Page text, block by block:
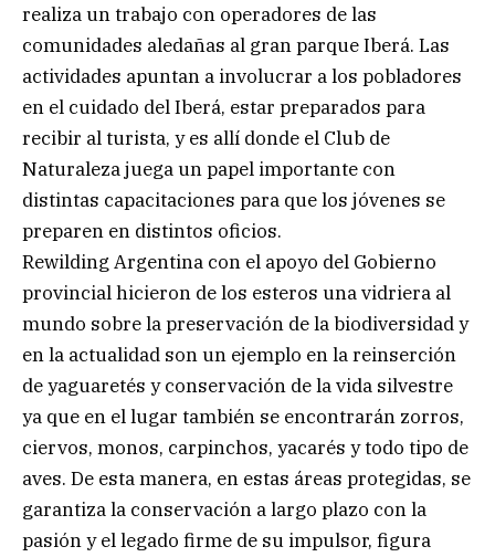
realiza un trabajo con operadores de las
comunidades aledañas al gran parque Iberá. Las
actividades apuntan a involucrar a los pobladores
en el cuidado del Iberá, estar preparados para
recibir al turista, y es allí donde el Club de
Naturaleza juega un papel importante con
distintas capacitaciones para que los jóvenes se
preparen en distintos oficios.
Rewilding Argentina con el apoyo del Gobierno
provincial hicieron de los esteros una vidriera al
mundo sobre la preservación de la biodiversidad y
en la actualidad son un ejemplo en la reinserción
de yaguaretés y conservación de la vida silvestre
ya que en el lugar también se encontrarán zorros,
ciervos, monos, carpinchos, yacarés y todo tipo de
aves. De esta manera, en estas áreas protegidas, se
garantiza la conservación a largo plazo con la
pasión y el legado firme de su impulsor, figura